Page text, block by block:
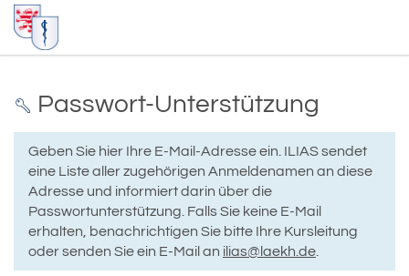
Passwort-Unterstützung
Geben Sie hier Ihre E-Mail-Adresse ein. ILIAS sendet
eine Liste aller zugehörigen Anmeldenamen an diese
Adresse und informiert darin über die
Passwortunterstützung. Falls Sie keine E-Mail
erhalten, benachrichtigen Sie bitte Ihre Kursleitung
oder senden Sie ein E-Mail an ilias@laekh.de